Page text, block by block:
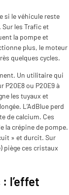
si le véhicule reste
les Trafic et
la pompe et
plus, le moteur
quelques cycles.
Un utilitaire qui
P20E8 ou P20E9 à
les tuyaux et
L’AdBlue perd
de calcium. Ces
la crépine de pompe.
» et durcit. Sur
piège ces cristaux
l’effet